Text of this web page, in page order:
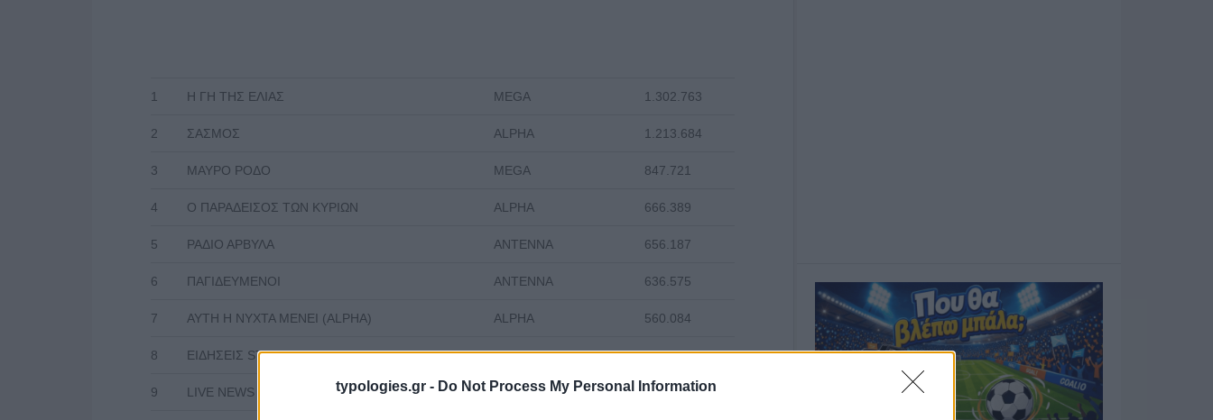
typologies.gr - Do Not Process My Personal Information
1 Η ΓΗ ΤΗΣ ΕΛΙΑΣ MEGA 1.302.763
2 ΣΑΣΜΟΣ ALPHA 1.213.684
3 ΜΑΥΡΟ ΡΟΔΟ MEGA 847.721
4 Ο ΠΑΡΑΔΕΙΣΟΣ ΤΩΝ ΚΥΡΙΩΝ ALPHA 666.389
5 ΡΑΔΙΟ ΑΡΒΥΛΑ ANTENNA 656.187
6 ΠΑΓΙΔΕΥΜΕΝΟΙ ANTENNA 636.575
7 ΑΥΤΗ Η ΝΥΧΤΑ ΜΕΝΕΙ (ALPHA) ALPHA 560.084
8 ΕΙΔΗΣΕΙΣ STAR STAR 544.595
9 LIVE NEWS MEGA 535.809